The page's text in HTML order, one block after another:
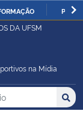
DA UFSM
na Mídia
no Sítio